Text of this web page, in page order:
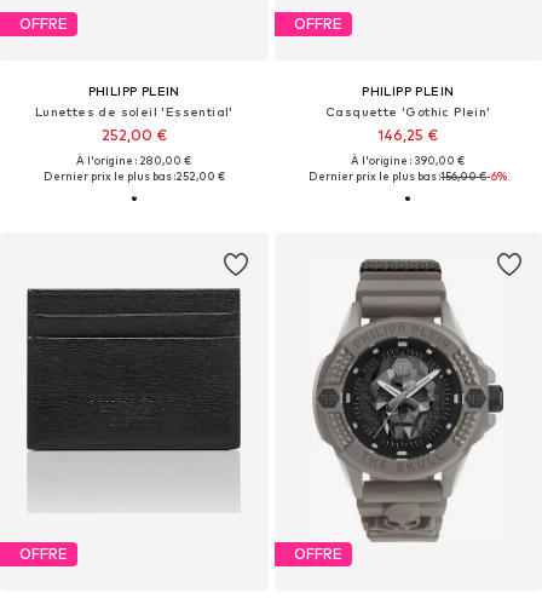
OFFRE
PHILIPP PLEIN
Lunettes de soleil 'Essential'
252,00 €
À l'origine : 280,00 €
Dernier prix le plus bas :252,00 €
OFFRE
PHILIPP PLEIN
Casquette 'Gothic Plein'
146,25 €
À l'origine : 390,00 €
Dernier prix le plus bas :156,00 €-6%
OFFRE OFFRE